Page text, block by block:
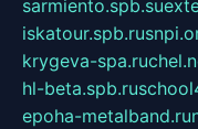
sarmiento.spb.su
iskatour.spb.ru
krygeva-spa.ru
hl-beta.spb.ru
epoha-metalband.ru